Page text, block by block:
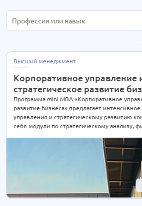
HR и управление персоналом
Маркетинг
Управление продажами
Управление проектами
Высший менеджмент
Корпоративное управление
стратегическое развитие
Программа mini MBA «Корпоративное
развитие бизнеса» предлагает
управления и стратегическому развитию
себя модули по стратегическому анализу,
управлению. Программа разработана для
менеджеров, которые стремятся углубить
корпоративного управления и применить